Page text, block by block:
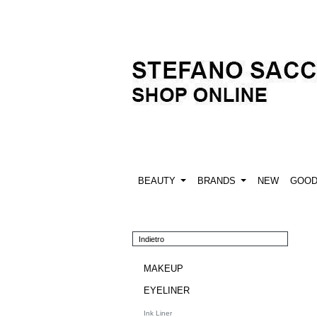
BEAUTY BRANDS NEW
Indietro
MAKEUP
EYELINER
Ink Liner